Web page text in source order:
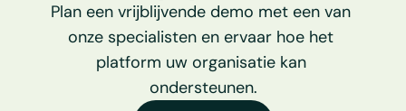
Plan een vrijblijvende demo met een van
onze specialisten en ervaar hoe het
platform uw organisatie kan
ondersteunen.